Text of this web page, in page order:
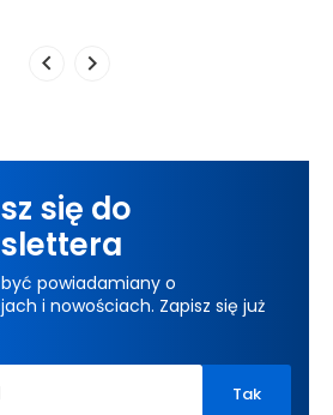
się do
powiadamiany o
i nowościach. Zapisz się już